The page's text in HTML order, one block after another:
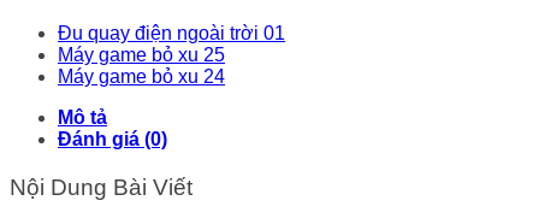
Đu quay điện ngoài trời 01
Máy game bỏ xu 25
Máy game bỏ xu 24
Mô tả
Đánh giá (0)
Nội Dung Bài Viết